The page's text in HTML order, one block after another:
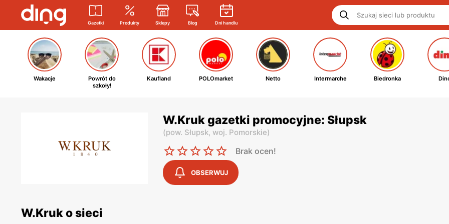
Gazetki Produkty Sklepy Blog Dni handlu
Wakacje
Powrót do
szkoły!
Kaufland POLOmarket Netto Intermarche Biedronka
W.Kruk gazetki promocyjne: Słupsk
(pow. Słupsk, woj. Pomorskie)
Brak ocen!
OBSERWUJ
W.Kruk o sieci